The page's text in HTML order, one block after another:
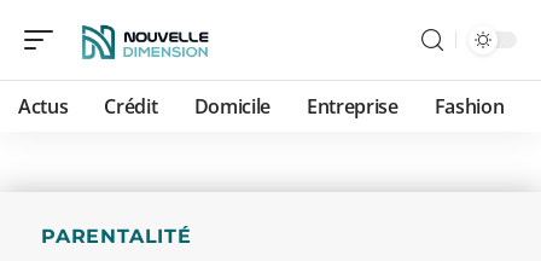
Actus Crédit Domicile Entreprise Fashion
PARENTALITÉ